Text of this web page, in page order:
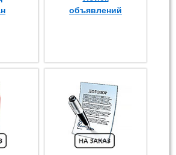
объявлений